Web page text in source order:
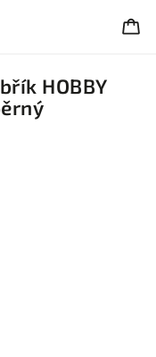
HOBBY